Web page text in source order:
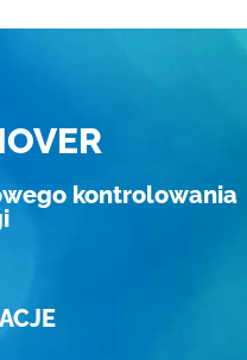
kontrolowania